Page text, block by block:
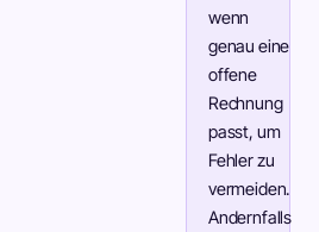
wenn
genau eine
offene
Rechnung
passt, um
Fehler zu
vermeiden.
Andernfalls